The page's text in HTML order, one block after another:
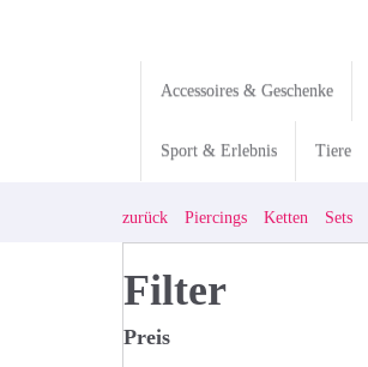
Accessoires & Geschenke
Sport & Erlebnis Tiere
zurück Piercings Ketten Sets
Filter
Preis